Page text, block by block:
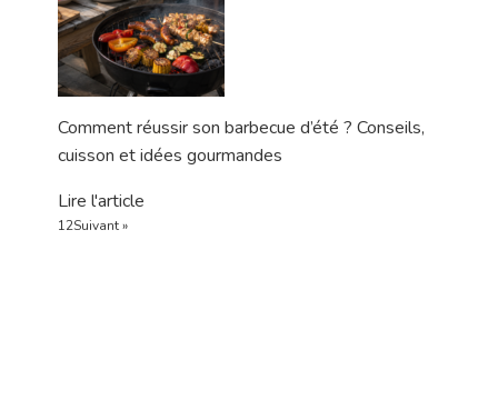
Comment réussir son barbecue d’été ? Conseils,
cuisson et idées gourmandes
Lire l'article
12Suivant »